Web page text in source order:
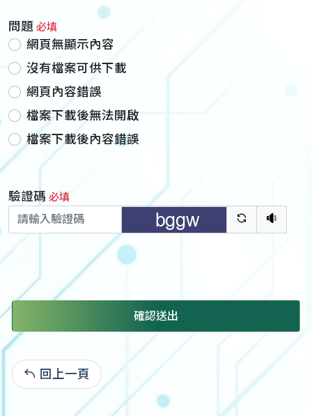
問題 必填
網頁無顯示內容
沒有檔案可供下載
網頁內容錯誤
檔案下載後無法開啟
檔案下載後內容錯誤
驗證碼 必填
驗證碼重新
聽語
確認送出
回上一頁